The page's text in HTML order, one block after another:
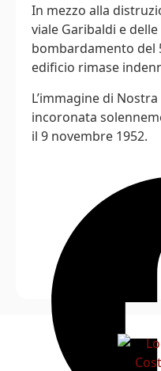
In mezzo alla
viale Garibaldi e
bombardamento del
edificio rimase
L’immagine di
incoronata
il 9 novembre 1952.